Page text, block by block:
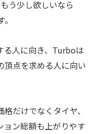
う少し欲しいなら
る人に向き、Turboは
頂点を求める人に向い
だけでなくタイヤ、
ョン総額も上がりやす